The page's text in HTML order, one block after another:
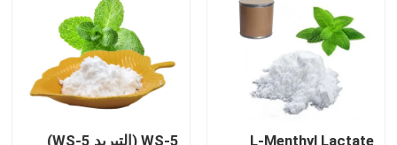
فيديوهات
برنامج VR
L-Menthyl Lactate
WS-5 (التبريد WS-5)